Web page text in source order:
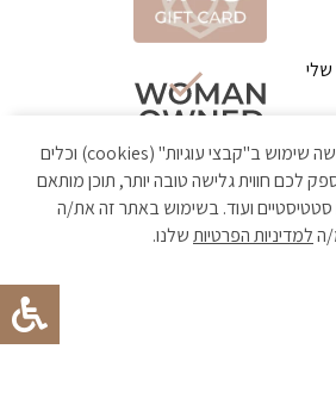
ועומדת בתקן האבטחה הגבוה ביותר
לידיעתכם, באתר זה נעשה שימוש ב"קבצי עוגיות" (cookies) וכלים
לכם חווית גלישה טובה יותר, תוכן מותאם
סטטיסטיים ועוד. בשימוש באתר זה את/ה
הלמדיניות הפרטיותשלנו.